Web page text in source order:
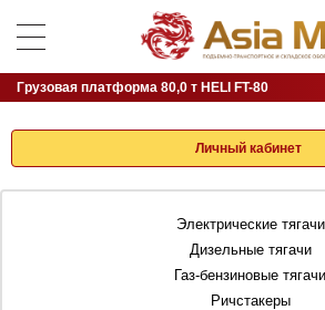
Личный кабинет
Электрические тягачи
Дизельные тягачи
Газ-бензиновые тягачи
Ричстакеры
Грузовая платформа 80,0 т HELI FT-80